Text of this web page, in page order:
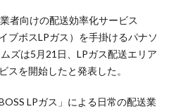
者向けの配送効率化サービス
ブボスLPガス）を手掛けるパナソ
ズは5月21日、LPガス配送エリア
スを開始したと発表した。
LPガス」による日常の配送業